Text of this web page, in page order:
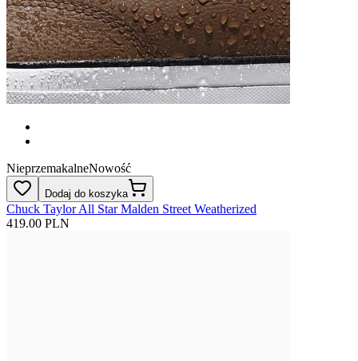
NieprzemakalneNowość
Dodaj do koszyka
Chuck Taylor All Star Malden Street Weatherized
419.00 PLN